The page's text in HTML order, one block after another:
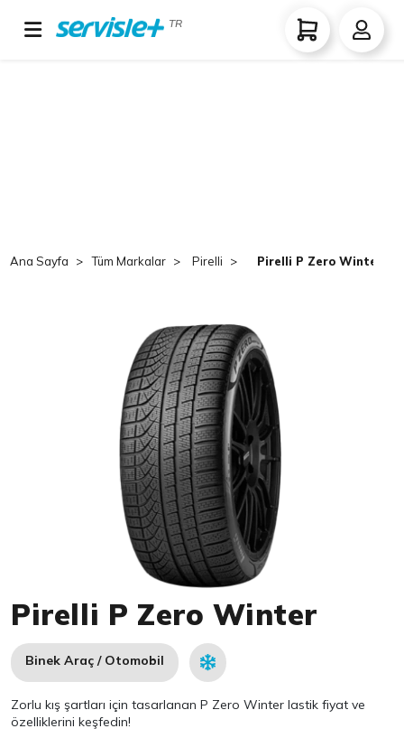
TR
Ana Sayfa Tüm Markalar Pirelli Pirelli P Zero Winter
Pirelli P Zero Winter
Binek Araç / Otomobil
Zorlu kış şartları için tasarlanan P Zero Winter lastik fiyat ve
özelliklerini keşfedin!